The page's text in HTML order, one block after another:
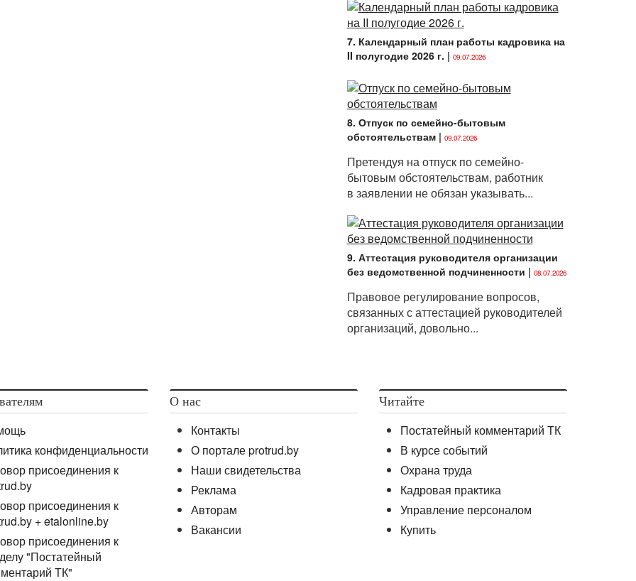
7. Календарный план работы кадровика на
II полугодие 2026 г. | 09.07.2026
8. Отпуск по семейно-бытовым
обстоятельствам| 09.07.2026
Претендуя на отпуск по семейно-
бытовым обстоятельствам, работник
в заявлении не обязан указывать...
9. Аттестация руководителя организации
без ведомственной подчиненности | 08.07.2026
Правовое регулирование вопросов,
связанных с аттестацией руководителей
организаций, довольно...
конфиденциальности
присоединения к
присоединения к
+ etalonline.by
присоединения к
"Постатейный
ТК"
О нас
Контакты
О портале protrud.by
Наши свидетельства
Реклама
Авторам
Вакансии
Читайте
Постатейный комментарий ТК
В курсе событий
Охрана труда
Кадровая практика
Управление персоналом
Купить